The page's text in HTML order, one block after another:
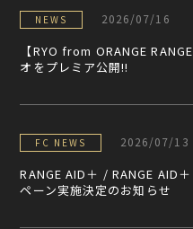
NEWS 2026/07/16
【RYO from ORANGE
オをプレミア公開!!
FC NEWS 2026/07/13
RANGE AID＋ / RANGE AID
ペーン実施決定のお知らせ